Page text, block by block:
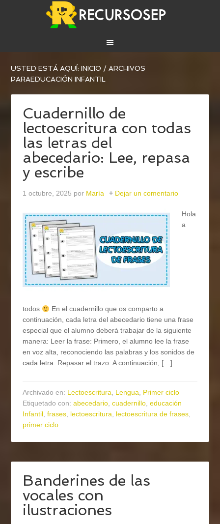
USTED ESTÁ AQUÍ:INICIO / ARCHIVOS
PARAEDUCACIÓN INFANTIL
Cuadernillo de
lectoescritura con todas
las letras del
abecedario: Lee, repasa
y escribe
1 octubre, 2025 por María Dejar un comentario
Hola
a
todos
En el cuadernillo que os comparto a
continuación, cada letra del abecedario tiene una frase
especial que el alumno deberá trabajar de la siguiente
manera: Leer la frase: Primero, el alumno lee la frase
en voz alta, reconociendo las palabras y los sonidos de
cada letra. Repasar el trazo: A continuación, […]
Archivado en: Lectoescritura, Lengua, Primer ciclo
Etiquetado con:abecedario,cuadernillo,educación
Infantil,frases, lectoescritura, lectoescritura de frases,
primer ciclo
Banderines de las
vocales con
ilustraciones